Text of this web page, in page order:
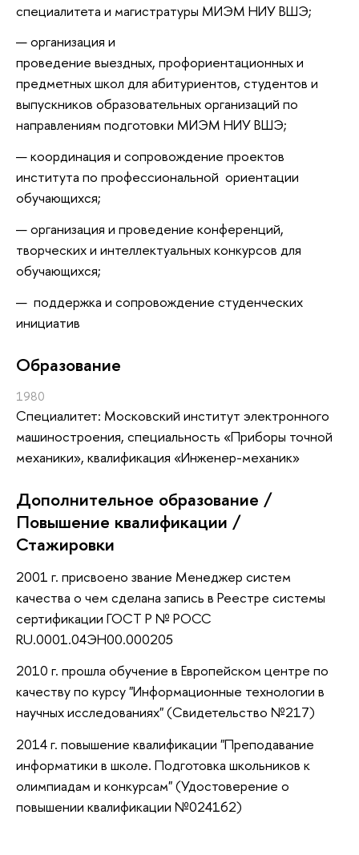
специалитета и магистратуры МИЭМ НИУ ВШЭ;
организация и
проведение выездных, профориентационных и
предметных школ для абитуриентов, студентов и
выпускников образовательных организаций по
направлениям подготовки МИЭМ НИУ ВШЭ;
координация и сопровождение проектов
института по профессиональной ориентации
обучающихся;
организация и проведение конференций,
творческих и интеллектуальных конкурсов для
обучающихся;
поддержка и сопровождение студенческих
инициатив
Oбразование
1980
Специалитет: Московский институт электронного
машиностроения, специальность «Приборы точной
механики», квалификация «Инженер-механик»
Дополнительное образование /
Повышение квалификации /
Стажировки
2001 г. присвоено звание Менеджер систем
качества о чем сделана запись в Реестре системы
сертификации ГОСТ Р № РОСС
RU.0001.04ЭН00.000205
2010 г. прошла обучение в Европейском центре по
качеству по курсу "Информационные технологии в
научных исследованиях" (Свидетельство №217)
2014 г. повышение квалификации "Преподавание
информатики в школе. Подготовка школьников к
олимпиадам и конкурсам" (Удостоверение о
повышении квалификации №024162)